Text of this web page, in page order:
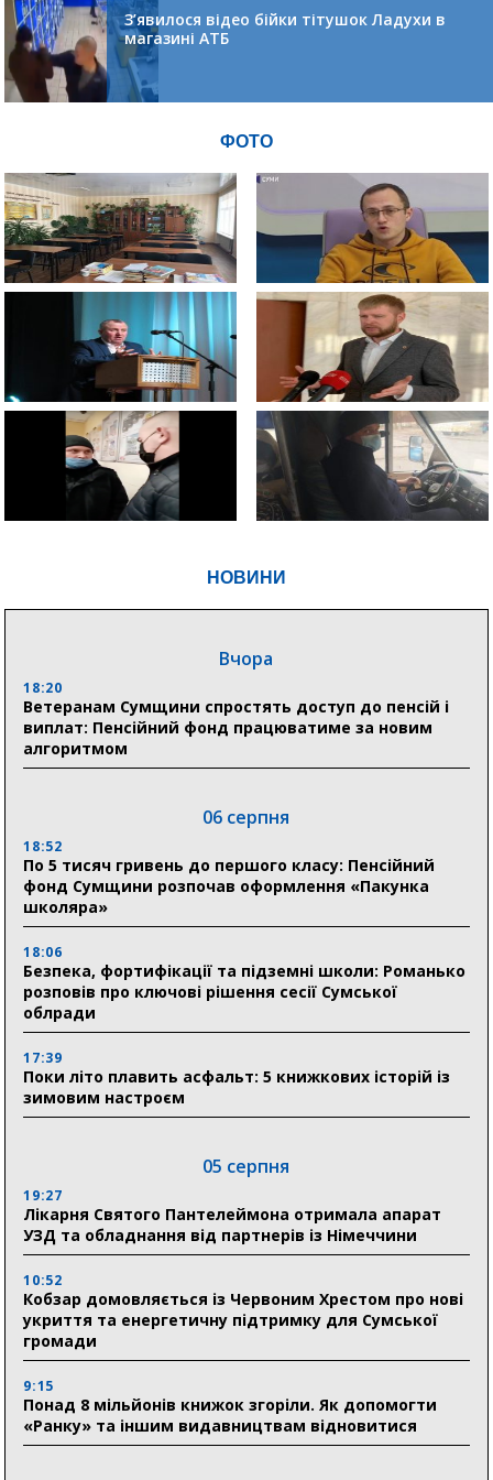
НОВИНИ
Вчора
18:20
Ветеранам Сумщини спростять доступ до пенсій і
виплат: Пенсійний фонд працюватиме за новим
алгоритмом
06 серпня
18:52
По 5 тисяч гривень до першого класу: Пенсійний
фонд Сумщини розпочав оформлення «Пакунка
школяра»
18:06
Безпека, фортифікації та підземні школи: Романько
розповів про ключові рішення сесії Сумської
облради
17:39
Поки літо плавить асфальт: 5 книжкових історій із
зимовим настроєм
05 серпня
19:27
Лікарня Святого Пантелеймона отримала апарат
УЗД та обладнання від партнерів із Німеччини
10:52
Кобзар домовляється із Червоним Хрестом про нові
укриття та енергетичну підтримку для Сумської
громади
9:15
Понад 8 мільйонів книжок згоріли. Як допомогти
«Ранку» та іншим видавництвам відновитися
З’явилося відео бійки тітушок Ладухи в
магазині АТБ
ФОТО